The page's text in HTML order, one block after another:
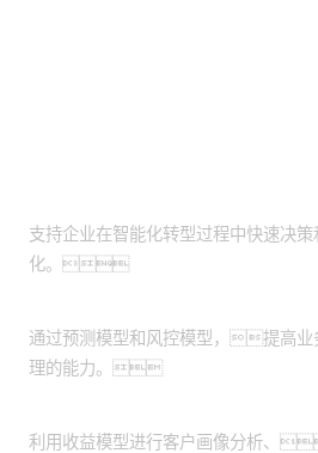
支持企业在智能化转型过程中快速决策
化。
通过预测模型和风控模型，提高业
理的能力。
利用收益模型进行客户画像分析